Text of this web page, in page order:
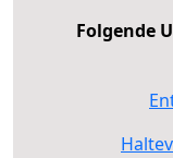
Folgende